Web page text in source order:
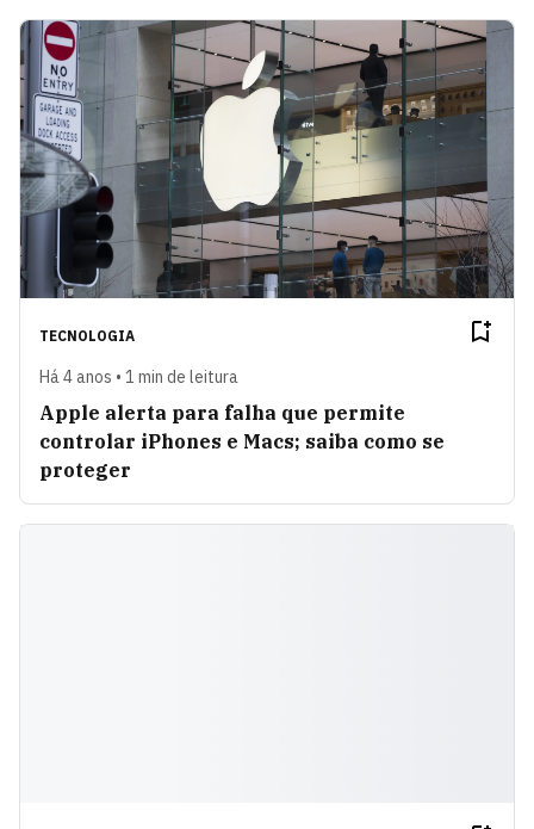
TECNOLOGIA
Há 4 anos • 1 min de leitura
Apple alerta para falha que permite
controlar iPhones e Macs; saiba como se
proteger